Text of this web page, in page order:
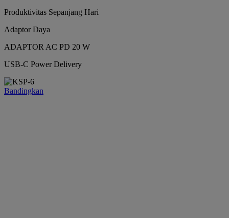
Produktivitas Sepanjang Hari
Adaptor Daya
ADAPTOR AC PD 20 W
USB-C Power Delivery
Bandingkan